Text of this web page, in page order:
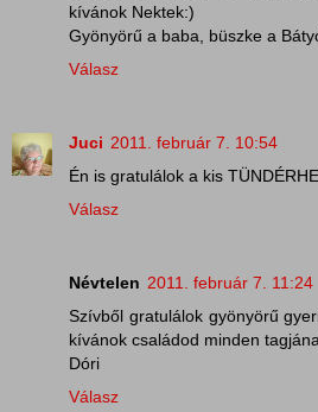
kívánok Nektek:)
Gyönyörű a baba, büszke a
Válasz
Juci 2011. február 7. 10:54
Én is gratulálok a kis
Válasz
Névtelen 2011. február 7. 11:24
Szívből gratulálok gyönyörű
kívánok családod minden
Dóri
Válasz